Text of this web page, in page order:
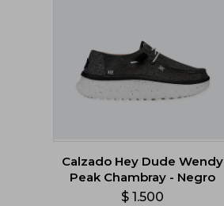
Calzado Hey Dude Wendy
Peak Chambray - Negro
$ 1.500